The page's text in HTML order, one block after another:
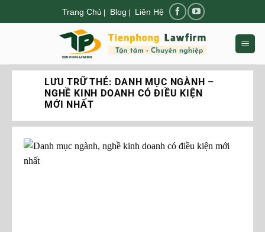
đến
Trang Chủ | Blog | Liên Hệ
LƯU TRỮ THẺ: DANH MỤC NGÀNH –
NGHỀ KINH DOANH CÓ ĐIỀU KIỆN
MỚI NHẤT